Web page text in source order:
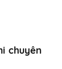
chuyên